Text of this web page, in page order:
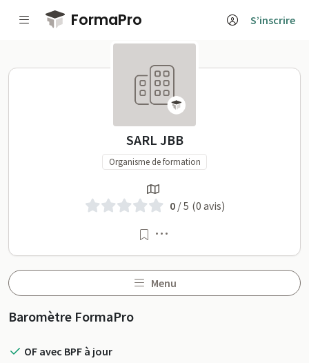
Passer au contenu principal
FormaPro S’inscrire
SARL JBB sur FormaPro
SARL JBB
Organisme de formation
0/ 5 (0 avis)
Menu
Profil
Baromètre FormaPro
OF avec BPF à jour